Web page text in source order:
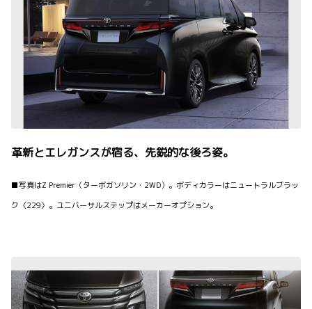
革新とエレガンスが宿る、先鋭的な後ろ姿。
■写真はZ Premier（ターボガソリン・2WD）。ボディカラーはニュートラルブラッ
ク〈229〉。ユニバーサルステップはメーカーオプション。